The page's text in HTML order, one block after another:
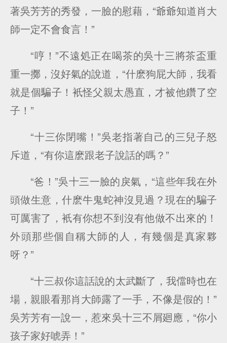
著吳芳芳的秀發，一臉的慰藉，“爺爺知道肖大
師一定不會食言！”
“哼！”不遠処正在喝茶的吳十三將茶盃重
重一擲，沒好氣的說道，“什麽狗屁大師，我看
就是個騙子！衹怪父親太愚直，才被他鑽了空
子！”
“十三你閉嘴！”吳老指著自己的三兒子怒
斥道，“有你這麽跟老子說話的嗎？”
“爸！”吳十三一臉的戾氣，“這些年我在外
頭做生意，什麽牛鬼蛇神沒見過？現在的騙子
可厲害了，衹有你想不到沒有他做不出來的！
外頭那些個自稱大師的人，有幾個是真家夥
呀？”
“十三叔你這話說的太武斷了，我儅時也在
場，親眼看那肖大師露了一手，不像是假的！”
吳芳芳有一說一，惹來吳十三不屑廻應，“你小
孩子家好唬弄！”